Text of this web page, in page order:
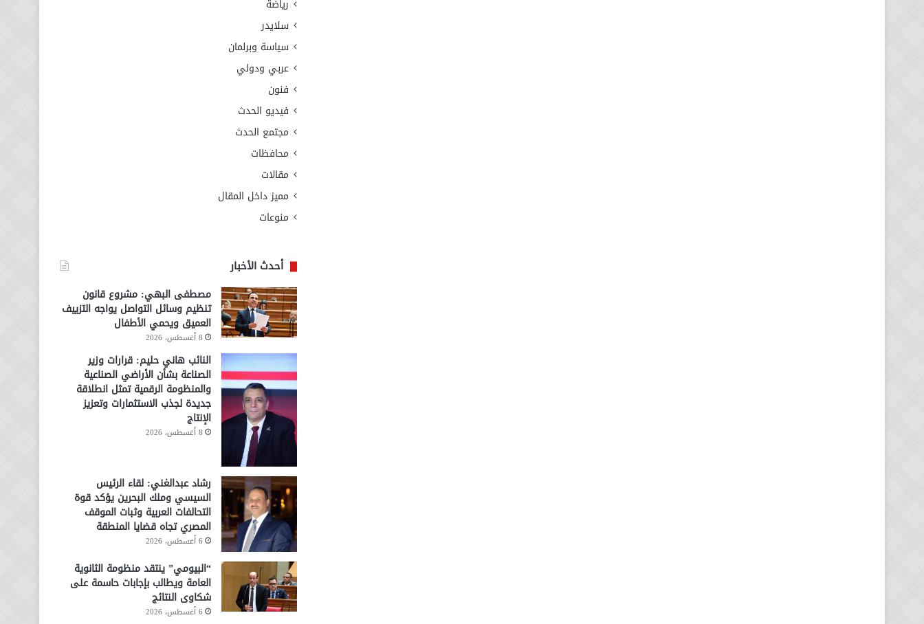
رياضة
سلايدر
سياسة وبرلمان
عربي ودولي
فنون
فيديو الحدث
مجتمع الحدث
محافظات
مقالات
مميز داخل المقال
منوعات
أحدث الأخبار
مصطفى البهي: مشروع قانون
تنظيم وسائل التواصل يواجه التزييف
العميق ويحمي الأطفال
8 أغسطس، 2026
النائب هاني حليم: قرارات وزير
الصناعة بشأن الأراضي الصناعية
والمنظومة الرقمية تمثل انطلاقة
جديدة لجذب الاستثمارات وتعزيز
الإنتاج
8 أغسطس، 2026
رشاد عبدالغني: لقاء الرئيس
السيسي وملك البحرين يؤكد قوة
التحالفات العربية وثبات الموقف
المصري تجاه قضايا المنطقة
6 أغسطس، 2026
“البيومي” ينتقد منظومة الثانوية
العامة ويطالب بإجابات حاسمة على
شكاوى النتائج
6 أغسطس، 2026